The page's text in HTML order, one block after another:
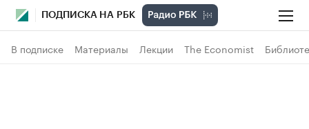
ПОДПИСКА НА РБК
В подписке Материалы Лекции The Economist